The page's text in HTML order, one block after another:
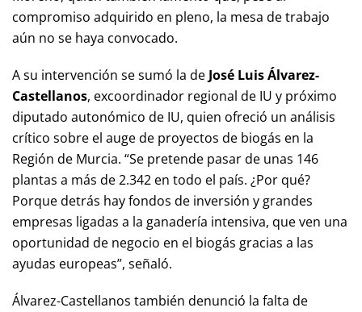
compromiso adquirido en pleno, la mesa de trabajo
aún no se haya convocado.
A su intervención se sumó la de José Luis Álvarez-
Castellanos, excoordinador regional de IU y próximo
diputado autonómico de IU, quien ofreció un análisis
crítico sobre el auge de proyectos de biogás en la
Región de Murcia. “Se pretende pasar de unas 146
plantas a más de 2.342 en todo el país. ¿Por qué?
Porque detrás hay fondos de inversión y grandes
empresas ligadas a la ganadería intensiva, que ven una
oportunidad de negocio en el biogás gracias a las
ayudas europeas”, señaló.
Álvarez-Castellanos también denunció la falta de